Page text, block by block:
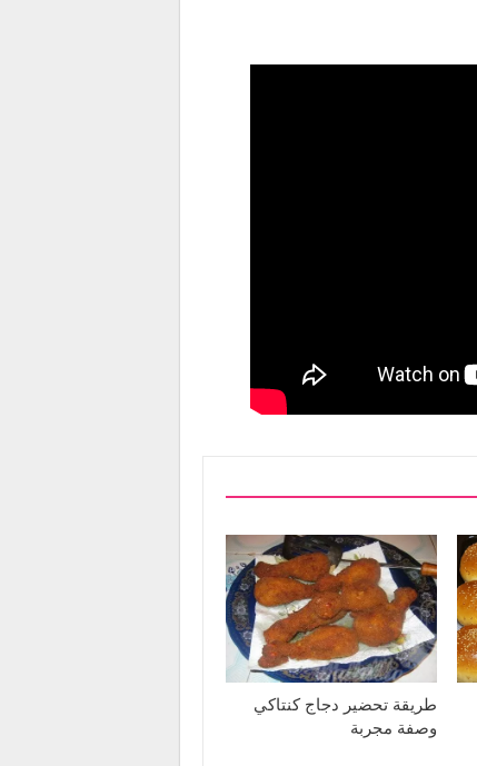
طريقة تحضير دجاج كنتاكي
وصفة مجربة